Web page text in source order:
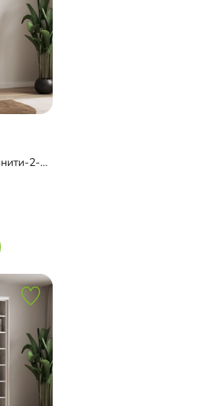
Книжный шкаф-купе Тринити-2-2 6 полок